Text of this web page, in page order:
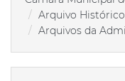
Arquivo
Arquivos da